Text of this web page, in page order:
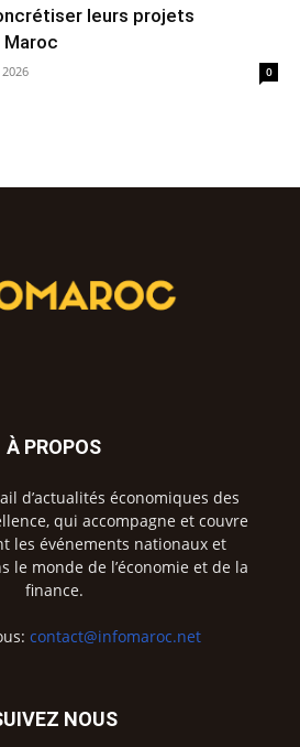
leurs projets
Maroc
0
À PROPOS
d’actualités économiques des
qui accompagne et couvre
les événements nationaux et
le monde de l’économie et de la
finance.
contact@infomaroc.net
NOUS